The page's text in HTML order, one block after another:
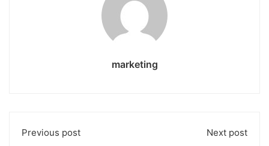
marketing
Previous post Next post